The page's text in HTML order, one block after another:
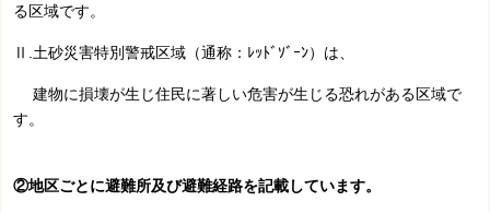
る区域です。
Ⅱ.土砂災害特別警戒区域（通称：ﾚｯﾄﾞｿﾞｰﾝ）は、
建物に損壊が生じ住民に著しい危害が生じる恐れがある区域で
す。
②地区ごとに避難所及び避難経路を記載しています。